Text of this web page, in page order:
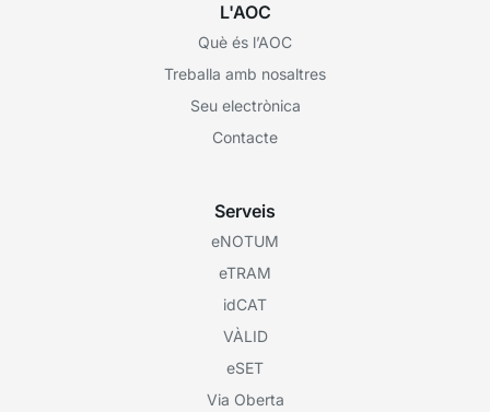
L'AOC
Què és l’AOC
Treballa amb nosaltres
Seu electrònica
Contacte
Serveis
eNOTUM
eTRAM
idCAT
VÀLID
eSET
Via Oberta